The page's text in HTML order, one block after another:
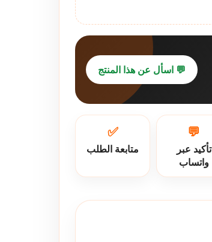
💬 اسأل عن هذا المنتج
💬
تأكيد عبر
واتساب
✅
متابعة الطلب